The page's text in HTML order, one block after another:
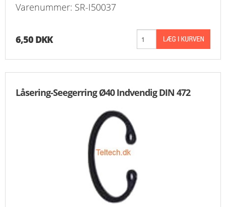
Varenummer: SR-I50037
6,50 DKK
Låsering-Seegerring Ø40 Indvendig DIN 472